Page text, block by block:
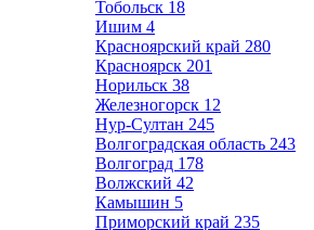
Тобольск 18
Ишим 4
Красноярский край 280
Красноярск 201
Норильск 38
Железногорск 12
Нур-Султан 245
Волгоградская область 243
Волгоград 178
Волжский 42
Камышин 5
Приморский край 235